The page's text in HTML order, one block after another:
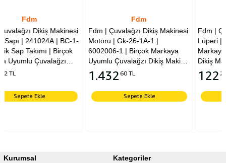
Fdm | Çuvalağzı Dikiş Makinesi
Motoru | Gk-26-1A-1 |
6002006-1 | Birçok Markaya
Uyumlu Çuvalağzı Dikiş Makina
Motorudur | Kingstar | Yuki |
Newlong | Moonstar | Shifeng
|Tüm Markalara Uyumludur.
Sepete Ekle
Fdm | Çuvalağzı Dikiş
Lüperi | 243102 | Birçok
Markaya Uyumlu Çuvalağzı
Dikiş Makina Lüperidir | Yuki |
Newlong | Moonstar |
Kingstar |Tüm Markalara
Uyumludur
122
Sepete Ekle
Kurumsal Kategoriler